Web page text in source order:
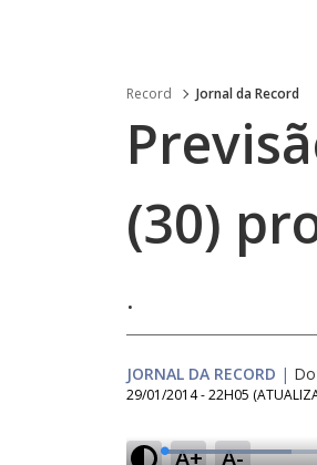
Record Jornal da Record
(30)
.
JORNAL DA RECORD |
29/01/2014 - 22H05
A+ A-
L